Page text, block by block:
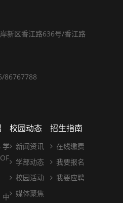
新区香江路636号/香江路
86767788
学
中
校园动态
新闻资讯
学部动态
校园活动
媒体聚焦
招生指南
在线缴费
我要报名
我要应聘